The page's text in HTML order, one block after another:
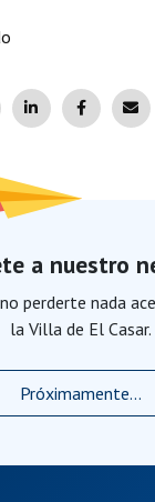
a nuestro
perderte nada
la Villa de El Casar.
Próximamente...